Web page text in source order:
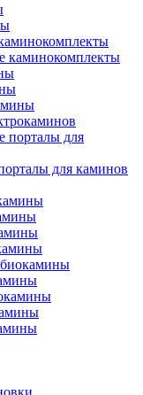
каминокомплекты
порталы для
для каминов